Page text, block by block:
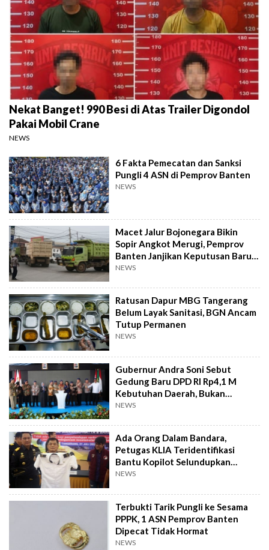
Nekat Banget! 990 Besi di Atas Trailer Digondol
Pakai Mobil Crane
NEWS
6 Fakta Pemecatan dan Sanksi
Pungli 4 ASN di Pemprov Banten
NEWS
Macet Jalur Bojonegara Bikin
Sopir Angkot Merugi, Pemprov
Banten Janjikan Keputusan Baru 4
Hari Lagi
NEWS
Ratusan Dapur MBG Tangerang
Belum Layak Sanitasi, BGN Ancam
Tutup Permanen
NEWS
Gubernur Andra Soni Sebut
Gedung Baru DPD RI Rp4,1 M
Kebutuhan Daerah, Bukan
Senator
NEWS
Ada Orang Dalam Bandara,
Petugas KLIA Teridentifikasi
Bantu Kopilot Selundupkan
Ekstasi ke Indonesia
NEWS
Terbukti Tarik Pungli ke Sesama
PPPK, 1 ASN Pemprov Banten
Dipecat Tidak Hormat
NEWS